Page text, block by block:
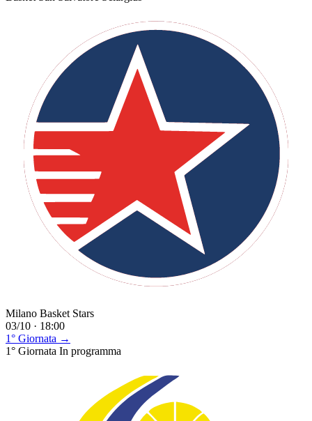
Milano Basket Stars
03/10 · 18:00
1° Giornata →
1° Giornata In programma